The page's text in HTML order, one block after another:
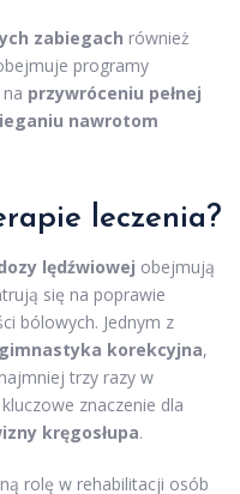
zabiegach również
programy
przywróceniu pełnej
nawrotom
leczenia?
lędźwiowej obejmują
się na poprawie
bólowych. Jednym z
gimnastyka korekcyjna,
trzy razy w
znaczenie dla
kręgosłupa.
rolę w rehabilitacji osób